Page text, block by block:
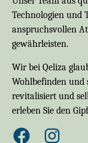
Technologien und
anspruchsvollen
gewährleisten.
Wir bei Qeliza
Wohlbefinden und
revitalisiert und
erleben Sie den